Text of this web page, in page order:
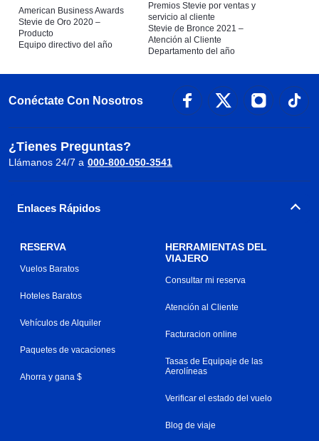
American Business Awards
Stevie de Oro 2020 –
Producto
Equipo directivo del año
Premios Stevie por ventas y
servicio al cliente
Stevie de Bronce 2021 –
Atención al Cliente
Departamento del año
Conéctate Con Nosotros
¿Tienes Preguntas?
Llámanos 24/7 a 000-800-050-3541
Enlaces Rápidos
RESERVA
Vuelos Baratos
Hoteles Baratos
Vehículos de Alquiler
Paquetes de vacaciones
Ahorra y gana $
HERRAMIENTAS DEL
VIAJERO
Consultar mi reserva
Atención al Cliente
Facturacion online
Tasas de Equipaje de las
Aerolíneas
Verificar el estado del vuelo
Blog de viaje